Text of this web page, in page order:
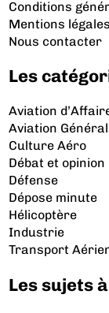
Conditions
Mentions légales
Nous contacter
Les
Aviation
Aviation
Culture Aéro
Débat et opinion
Défense
Dépose minute
Hélicoptère
Industrie
Transport
Les sujets